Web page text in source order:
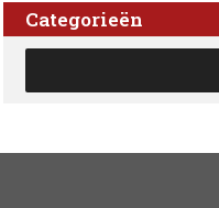
Categorieën